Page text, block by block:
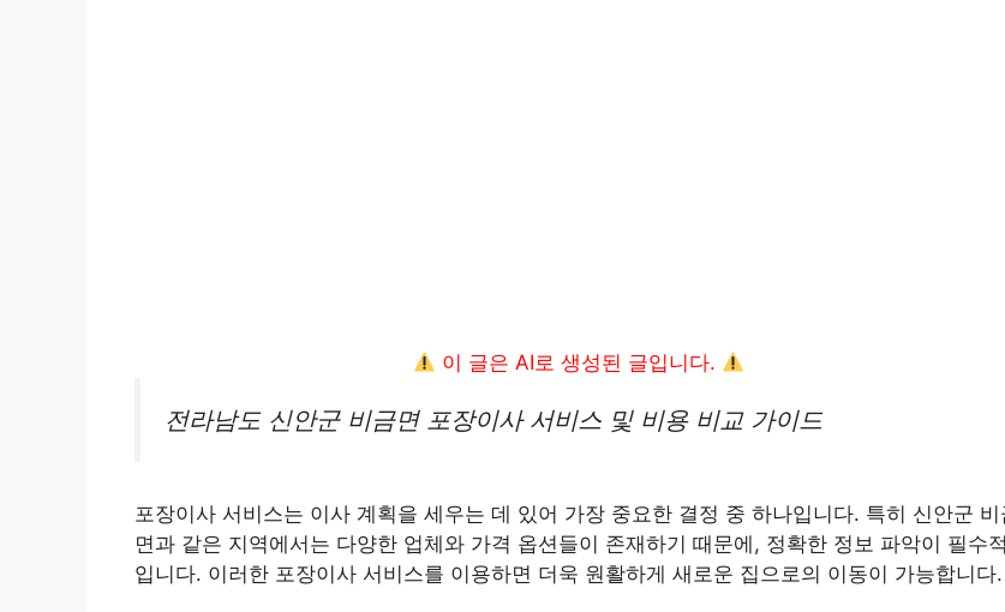
이 글은 AI로 생성된 글입니다.
전라남도 신안군 비금면 포장이사 서비스 및 비용 비교 가이드
포장이사 서비스는 이사 계획을 세우는 데 있어 가장 중요한 결정 중 하나입니다. 특히 신안군 비
면과 같은 지역에서는 다양한 업체와 가격 옵션들이 존재하기 때문에, 정확한 정보 파악이 필수적
입니다. 이러한 포장이사 서비스를 이용하면 더욱 원활하게 새로운 집으로의 이동이 가능합니다.